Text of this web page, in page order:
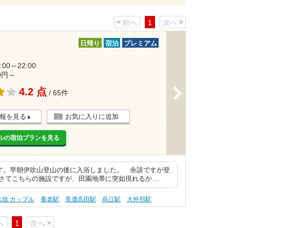
前へ 1 次へ
日帰り 宿泊 プレミアム
～22:00
～
4.2 点 / 65件
を見る お気に入りに追加
の宿泊プランを見る
。早朝伊吹山登山の後に入浴しました。 余談ですが登
てこちらの施設ですが、田園地帯に突如現れるか…
垣 カップル 養老駅 美濃高田駅 烏江駅 大外羽駅
1 次へ